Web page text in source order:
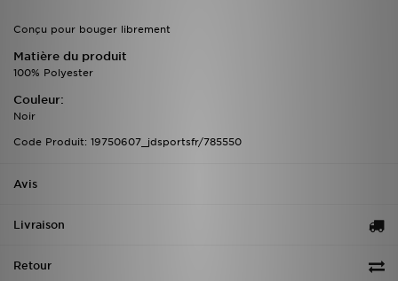
Conçu pour bouger librement
Matière du produit
100% Polyester
Couleur:
Noir
Code Produit: 19750607_jdsportsfr/785550
Avis
Livraison
Retour